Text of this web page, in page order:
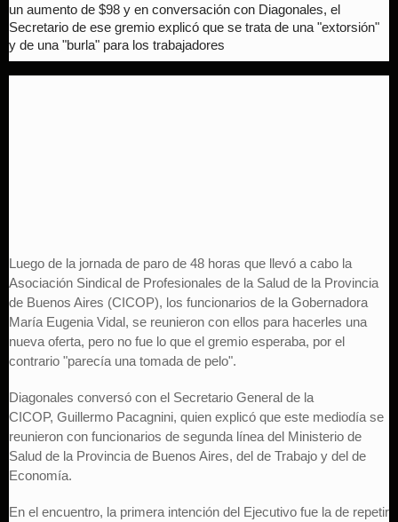
un aumento de $98 y en conversación con Diagonales, el
Secretario de ese gremio explicó que se trata de una "extorsión"
y de una "burla" para los trabajadores
Luego de la jornada de paro de 48 horas que llevó a cabo la
Asociación Sindical de Profesionales de la Salud de la Provincia
de Buenos Aires (CICOP), los funcionarios de la Gobernadora
María Eugenia Vidal, se reunieron con ellos para hacerles una
nueva oferta, pero no fue lo que el gremio esperaba, por el
contrario "parecía una tomada de pelo".
Diagonales conversó con el Secretario General de la
CICOP, Guillermo Pacagnini, quien explicó que este mediodía se
reunieron con funcionarios de segunda línea del Ministerio de
Salud de la Provincia de Buenos Aires, del de Trabajo y del de
Economía.
En el encuentro, la primera intención del Ejecutivo fue la de repetir